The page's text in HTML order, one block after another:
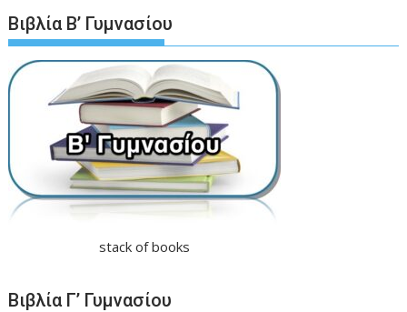
Βιβλία Β’ Γυμνασίου
stack of books
Βιβλία Γ’ Γυμνασίου